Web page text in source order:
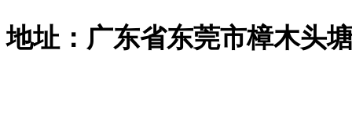
地址：广东省东莞市樟木头